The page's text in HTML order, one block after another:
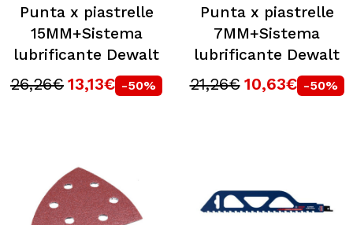
Punta x piastrelle
15MM+Sistema
lubrificante Dewalt
26,26€ 13,13€ -50%
Punta x piastrelle
7MM+Sistema
lubrificante Dewalt
21,26€ 10,63€ -50%